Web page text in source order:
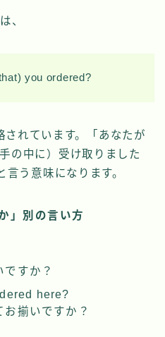
、
you ordered?
されています。「あなたが
の中に）受け取りました
う意味になります。
」別の言い方
ですか？
here?
お揃いですか？